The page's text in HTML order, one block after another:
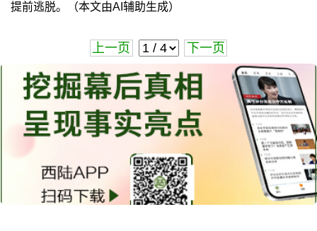
提前逃脱。（本文由AI辅助生成）
上一页 下一页